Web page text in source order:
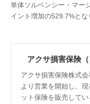
単体ソルベンシー・マー
イント増加の529.7%とな
アクサ損害保険
アクサ損害保険株式
より営業を開始し、
ット保険を販売して